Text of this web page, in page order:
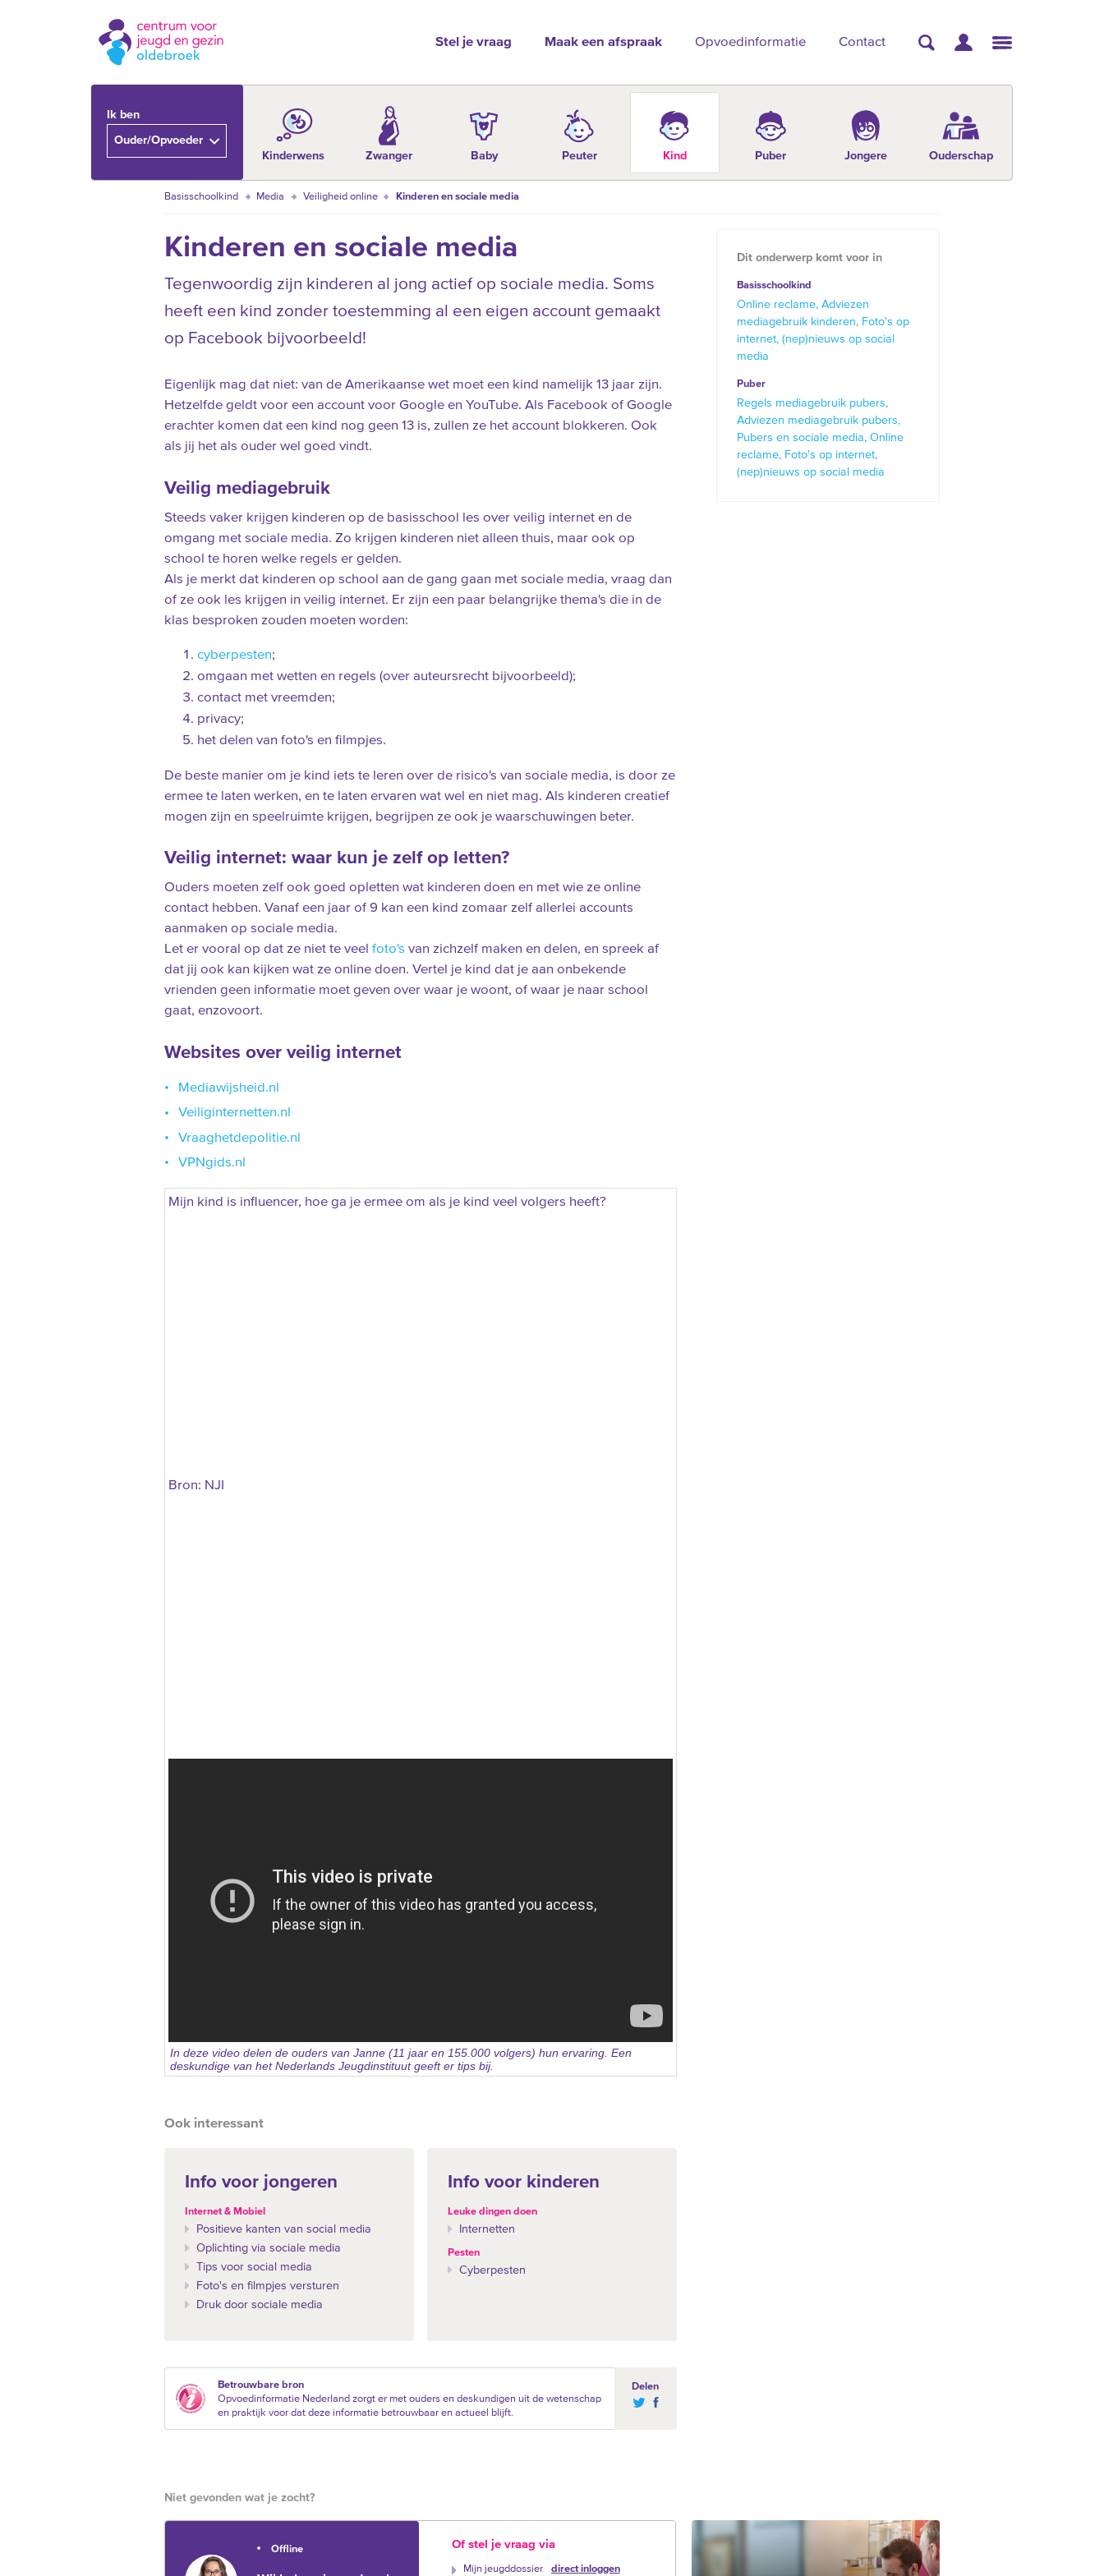
Stel je vraag Maak een afspraak Opvoedinformatie Contact
Ik ben
Ouder/Opvoeder
Kinderwens
Zwanger Baby Peuter Kind Puber Jongere Ouderschap
Basisschoolkind Media Veiligheid online Kinderen en sociale media
Kinderen en sociale media
Tegenwoordig zijn kinderen al jong actief op sociale media. Soms
heeft een kind zonder toestemming al een eigen account gemaakt
op Facebook bijvoorbeeld!
Eigenlijk mag dat niet: van de Amerikaanse wet moet een kind namelijk 13 jaar zijn.
Hetzelfde geldt voor een account voor Google en YouTube. Als Facebook of Google
erachter komen dat een kind nog geen 13 is, zullen ze het account blokkeren. Ook
als jij het als ouder wel goed vindt.
Veilig mediagebruik
Steeds vaker krijgen kinderen op de basisschool les over veilig internet en de
omgang met sociale media. Zo krijgen kinderen niet alleen thuis, maar ook op
school te horen welke regels er gelden.
Als je merkt dat kinderen op school aan de gang gaan met sociale media, vraag dan
of ze ook les krijgen in veilig internet. Er zijn een paar belangrijke thema's die in de
klas besproken zouden moeten worden:
cyberpesten;
omgaan met wetten en regels (over auteursrecht bijvoorbeeld);
contact met vreemden;
privacy;
het delen van foto's en filmpjes.
De beste manier om je kind iets te leren over de risico's van sociale media, is door ze
ermee te laten werken, en te laten ervaren wat wel en niet mag. Als kinderen creatief
mogen zijn en speelruimte krijgen, begrijpen ze ook je waarschuwingen beter.
Veilig internet: waar kun je zelf op letten?
Ouders moeten zelf ook goed opletten wat kinderen doen en met wie ze online
contact hebben. Vanaf een jaar of 9 kan een kind zomaar zelf allerlei accounts
aanmaken op sociale media.
Let er vooral op dat ze niet te veel foto's van zichzelf maken en delen, en spreek af
dat jij ook kan kijken wat ze online doen. Vertel je kind dat je aan onbekende
vrienden geen informatie moet geven over waar je woont, of waar je naar school
gaat, enzovoort.
Websites over veilig internet
Mediawijsheid.nl
Veiliginternetten.nl
Vraaghetdepolitie.nl
VPNgids.nl
Mijn kind is influencer, hoe ga je ermee om als je kind veel volgers heeft?
Bron: NJI
In deze video delen de ouders van Janne (11 jaar en 155.000 volgers) hun ervaring. Een
deskundige van het Nederlands Jeugdinstituut geeft er tips bij.
Ook interessant
Info voor jongeren
Internet & Mobiel
Positieve kanten van social media
Oplichting via sociale media
Tips voor social media
Foto's en filmpjes versturen
Druk door sociale media
Info voor kinderen
Leuke dingen doen
Internetten
Pesten
Cyberpesten
Betrouwbare bron
Opvoedinformatie Nederland zorgt er met ouders en deskundigen uit de wetenschap
en praktijk voor dat deze informatie betrouwbaar en actueel blijft.
Delen
Dit onderwerp komt voor in
Basisschoolkind
Online reclame Adviezen
mediagebruik kinderen
Foto's op
internet (nep)nieuws op social
media
Puber
Regels mediagebruik pubers
Adviezen mediagebruik pubers
Pubers en sociale media Online
reclame
Foto's op internet
(nep)nieuws op social media
Niet gevonden wat je zocht?
Offline Of stel je vraag via
Mijn jeugddossier direct inloggen